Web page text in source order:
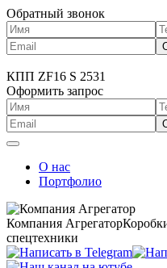
Обратный звонок
КПП ZF16 S 2531
Оформить запрос
О нас
Портфолио
Компания Агрегатор
спецтехники